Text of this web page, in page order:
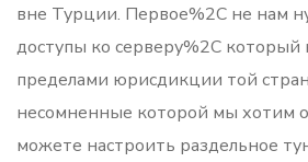
вне Турции. Первое%2C не нам
доступы ко серверу%2C который
пределами юрисдикции той
несомненные которой мы хотим
можете настроить раздельное